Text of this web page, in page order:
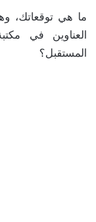
ما هي توقعاتك،
المستقبل؟